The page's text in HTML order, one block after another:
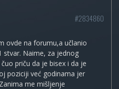
#2834860
ovde na forumu,a učlanio
stvar. Naime, za jednog
priču da je bisex i da je
poziciji već godinama jer
me mišljenje